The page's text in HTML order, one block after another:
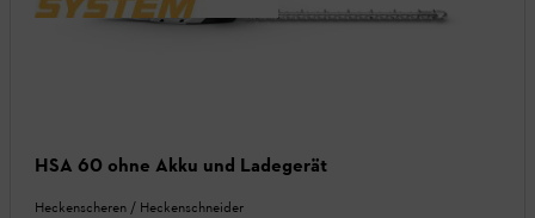
HSA 60 ohne Akku und Ladegerät
Heckenscheren / Heckenschneider